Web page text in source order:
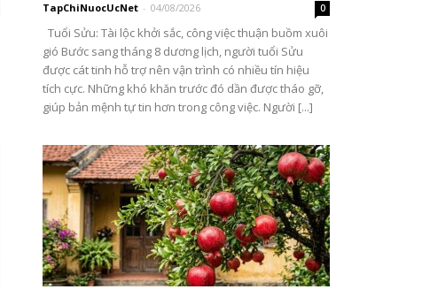
TapChiNuocUcNet - 04/08/2026 0
Tuổi Sửu: Tài lộc khởi sắc, công việc thuận buồm xuôi
gió Bước sang tháng 8 dương lịch, người tuổi Sửu
được cát tinh hỗ trợ nên vận trình có nhiều tín hiệu
tích cực. Những khó khăn trước đó dần được tháo gỡ,
giúp bản mệnh tự tin hơn trong công việc. Người [...]